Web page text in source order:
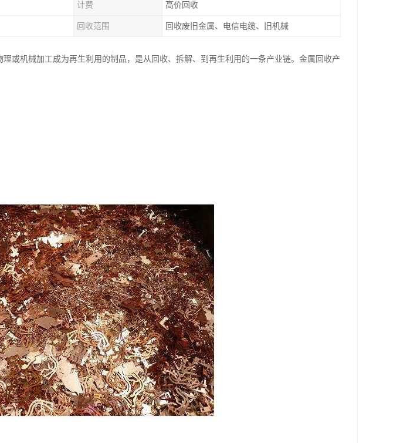
计费 高价回收
回收范围 回收废旧金属、电信电缆、旧机械
或机械加工成为再生利用的制品，是从回收、拆解、到再生利用的一条产业链。金属回收产